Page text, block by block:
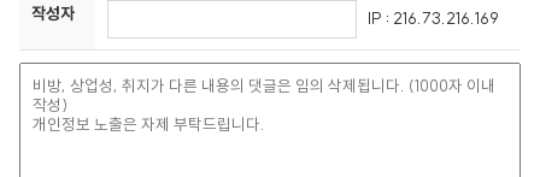
작성자 IP : 216.73.216.169